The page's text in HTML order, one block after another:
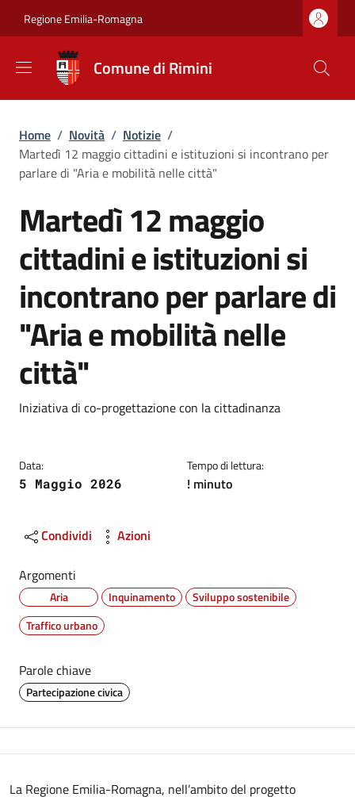
Regione Emilia-Romagna
Comune di Rimini
Briciole di pane
Home / Novità / Notizie /
Martedì 12 maggio cittadini e istituzioni si incontrano per
parlare di "Aria e mobilità nelle città"
Martedì 12 maggio
cittadini e istituzioni si
incontrano per parlare di
"Aria e mobilità nelle
città"
Dettagli
Descrizione breve
Iniziativa di co-progettazione con la cittadinanza
Data:
5 Maggio 2026
Tempo di lettura:
! minuto
Condividi Azioni
Argomenti
Aria Inquinamento
Sviluppo sostenibile
Traffico urbano
Parole chiave
Partecipazione civica
La Regione Emilia-Romagna, nell’ambito del progetto